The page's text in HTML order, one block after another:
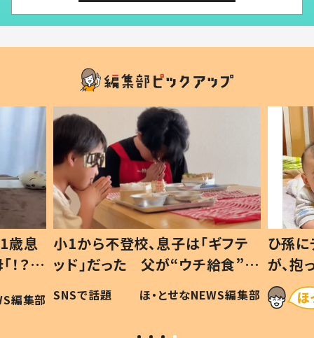
フテ
食”を
編集部
ひ孫にデレデレな80歳じいじ
が、抱っこすると…ひ孫の反応に
「涙が出ました」「可愛くて仕方な
い」
ほ・とせなNEWS編集部